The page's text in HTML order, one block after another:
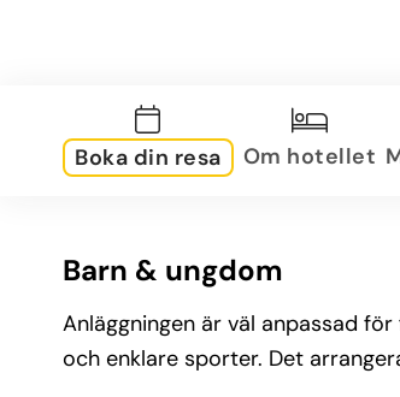
Boka din resa Om hotellet
Barn & ungdom
Anläggningen är väl anpassad
och enklare sporter. Det